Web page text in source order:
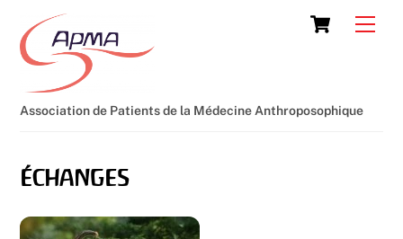
content
Cart
Association de Patients de la Médecine Anthroposophique
échanges